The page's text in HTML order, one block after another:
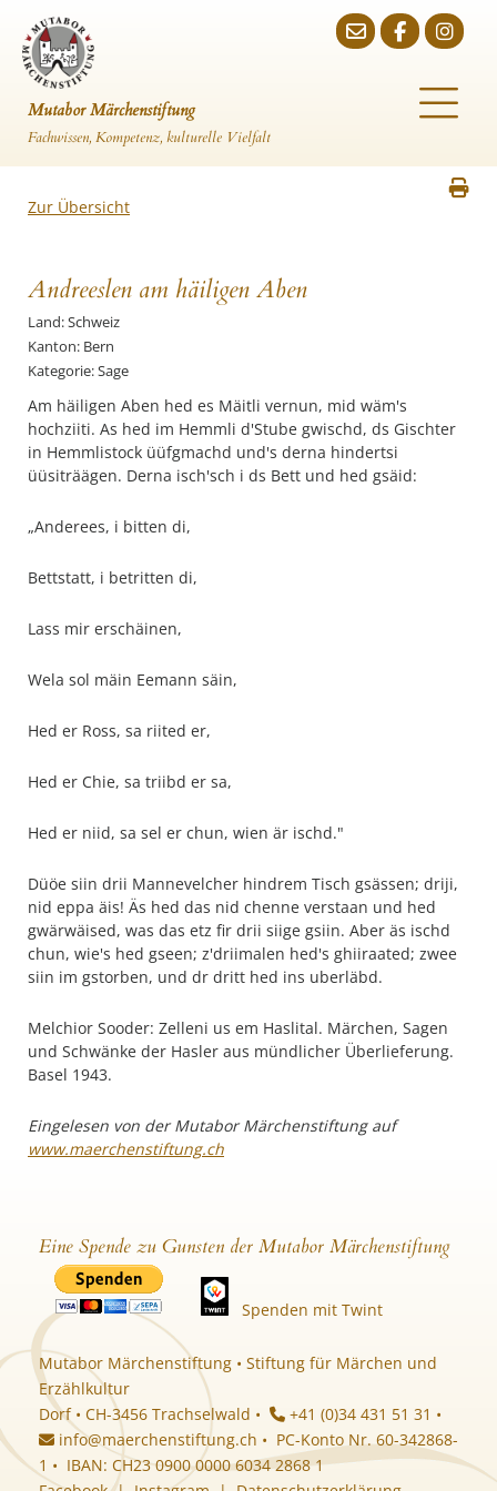
Mutabor Märchenstiftung
Fachwissen, Kompetenz, kulturelle Vielfalt
Zur Übersicht
Andreeslen am häiligen Aben
Land: Schweiz
Kanton: Bern
Kategorie: Sage
Am häiligen Aben hed es Mäitli vernun, mid wäm's
hochziiti. As hed im Hemmli d'Stube gwischd, ds Gischter
in Hemmlistock üüfgmachd und's derna hindertsi
üüsiträägen. Derna isch'sch i ds Bett und hed gsäid:
„Anderees, i bitten di,
Bettstatt, i betritten di,
Lass mir erschäinen,
Wela sol mäin Eemann säin,
Hed er Ross, sa riited er,
Hed er Chie, sa triibd er sa,
Hed er niid, sa sel er chun, wien är ischd."
Düöe siin drii Mannevelcher hindrem Tisch gsässen; driji,
nid eppa äis! Äs hed das nid chenne verstaan und hed
gwärwäised, was das etz fir drii siige gsiin. Aber äs ischd
chun, wie's hed gseen; z'driimalen hed's ghiiraated; zwee
siin im gstorben, und dr dritt hed ins uberläbd.
Melchior Sooder: Zelleni us em Haslital. Märchen, Sagen
und Schwänke der Hasler aus mündlicher Überlieferung.
Basel 1943.
Eingelesen von der Mutabor Märchenstiftung auf
www.maerchenstiftung.ch
Eine Spende zu Gunsten der Mutabor Märchenstiftung
Spenden mit Twint
Mutabor Märchenstiftung • Stiftung für Märchen und
Erzählkultur
Dorf • CH-3456 Trachselwald •
+41 (0)34 431 51 31 •
info@maerchenstiftung.ch • PC-Konto Nr. 60-342868-
1 • IBAN: CH23 0900 0000 6034 2868 1